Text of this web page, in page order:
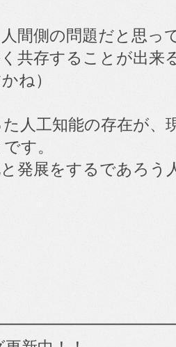
間側の問題だと思っ
共存することが出来
ね）
人工知能の存在が、
す。
発展をするであろう